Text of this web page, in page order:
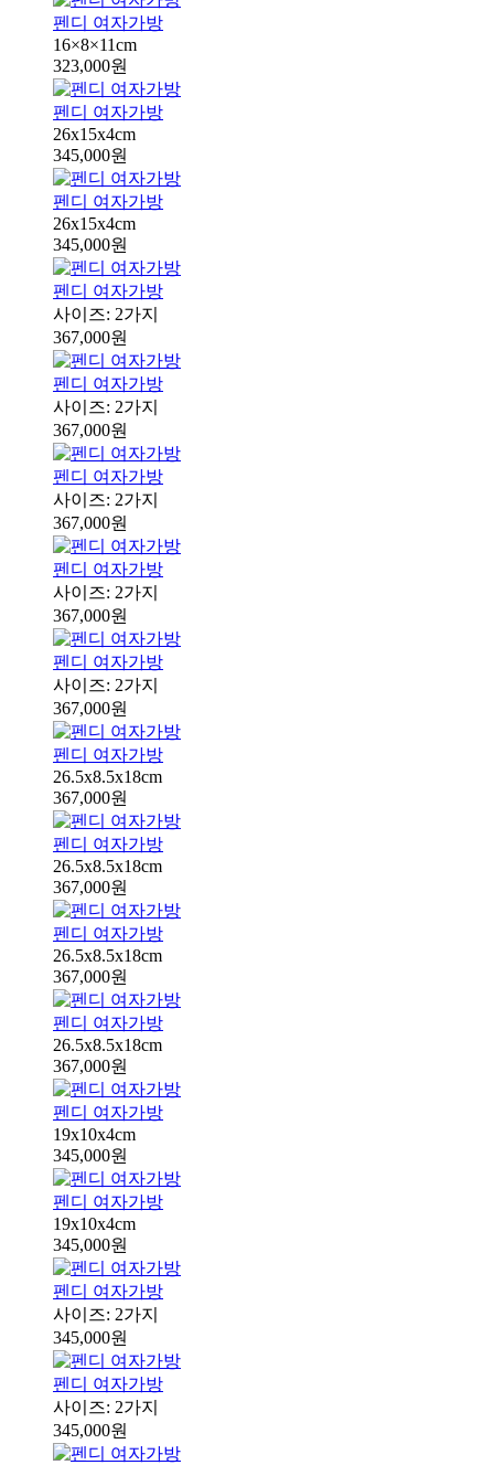
펜디 여자가방
16×8×11cm
323,000원
펜디 여자가방
26x15x4cm
345,000원
펜디 여자가방
26x15x4cm
345,000원
펜디 여자가방
사이즈: 2가지
367,000원
펜디 여자가방
사이즈: 2가지
367,000원
펜디 여자가방
사이즈: 2가지
367,000원
펜디 여자가방
사이즈: 2가지
367,000원
펜디 여자가방
사이즈: 2가지
367,000원
펜디 여자가방
26.5x8.5x18cm
367,000원
펜디 여자가방
26.5x8.5x18cm
367,000원
펜디 여자가방
26.5x8.5x18cm
367,000원
펜디 여자가방
26.5x8.5x18cm
367,000원
펜디 여자가방
19x10x4cm
345,000원
펜디 여자가방
19x10x4cm
345,000원
펜디 여자가방
사이즈: 2가지
345,000원
펜디 여자가방
사이즈: 2가지
345,000원